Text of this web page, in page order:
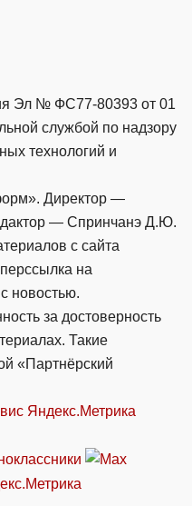
Эл № ФС77-80393 от 01
службой по надзору
технологий и
Директор —
— Спринчанэ Д.Ю.
с сайта
на
новостью.
за достоверность
Такие
«Партнёрский
Яндекс.Метрика